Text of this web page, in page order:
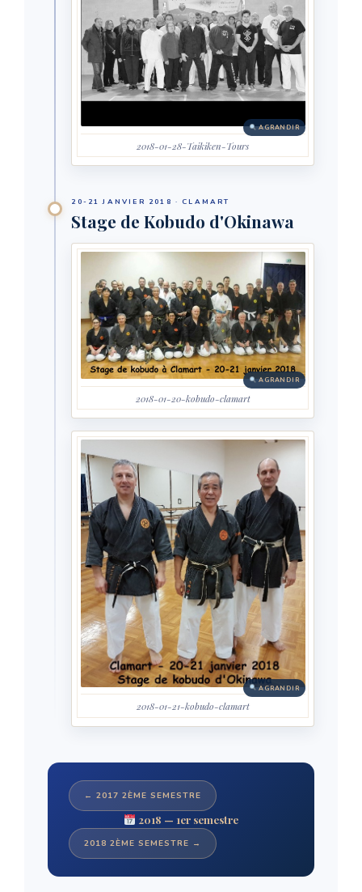
AGRANDIR
2018-01-28-Taikiken-Tours
20-21 JANVIER 2018 · CLAMART
Stage de Kobudo d'Okinawa
AGRANDIR
2018-01-20-kobudo-clamart
AGRANDIR
2018-01-21-kobudo-clamart
← 2017 2ÈME SEMESTRE
2018 — 1er semestre
2018 2ÈME SEMESTRE →